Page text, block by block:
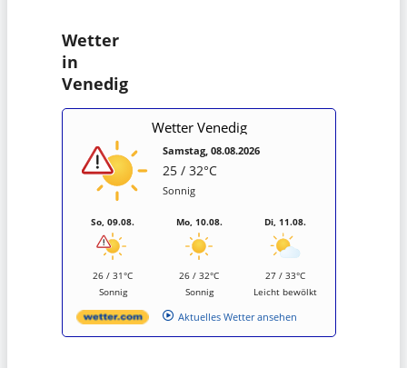
Wetter
in
Venedig
Wetter Venedig
Samstag, 08.08.2026
25 / 32°C
Sonnig
So, 09.08.
26 / 31°C
Sonnig
Mo, 10.08.
26 / 32°C
Sonnig
Di, 11.08.
27 / 33°C
Leicht bewölkt
Aktuelles Wetter ansehen